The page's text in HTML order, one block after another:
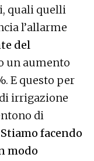
quali quelli
l’allarme
del
un aumento
E questo per
irrigazione
di
Stiamo facendo
modo